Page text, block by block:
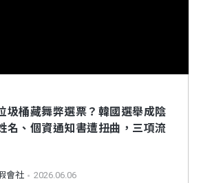
圾桶藏舞弊選票？韓國選舉成陰
名、個資通知書遭扭曲，三項流
會社 2026.06.06